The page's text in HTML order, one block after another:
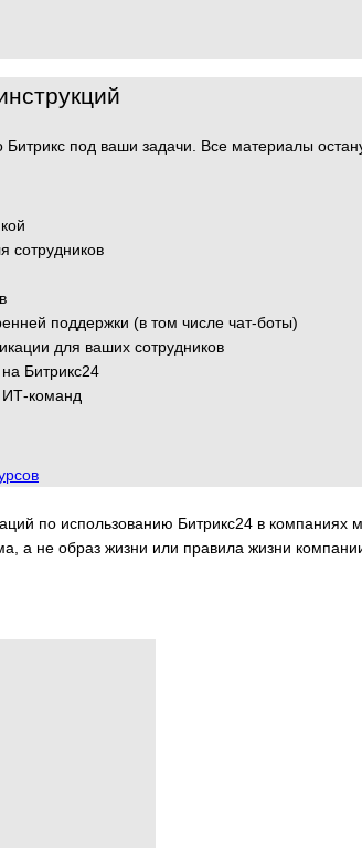
под ваши задачи. Все материалы
сотрудников
поддержки (в том числе чат-боты)
для ваших сотрудников
Битрикс24
ИТ-команд
по использованию Битрикс24 в
а не образ жизни или правила жизни